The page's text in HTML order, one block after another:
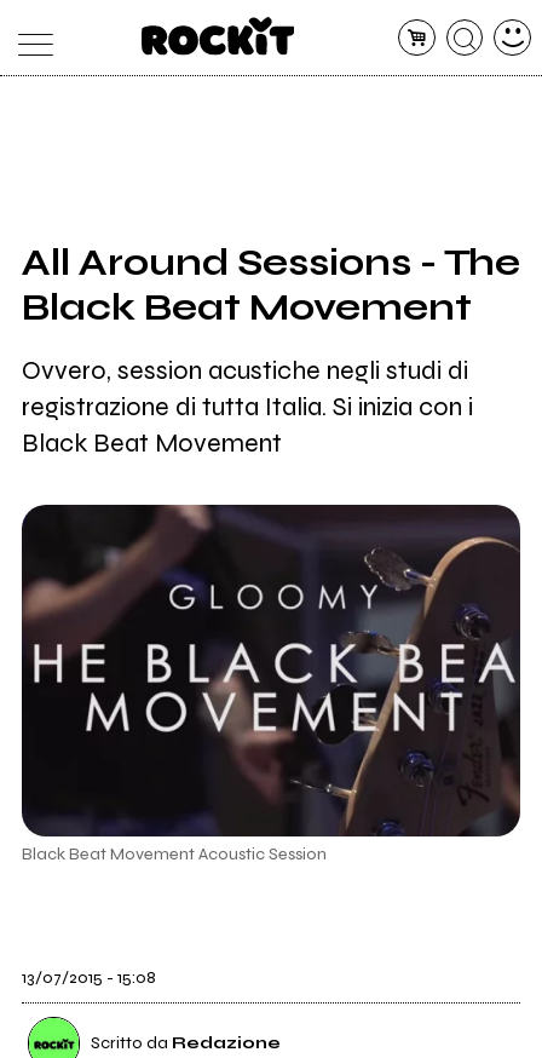
SHOP
RADIO
All Around Sessions - The
Black Beat Movement
Ovvero, session acustiche negli studi di
registrazione di tutta Italia. Si inizia con i
Black Beat Movement
Black Beat Movement Acoustic Session
13/07/2015 - 15:08
Scritto da Redazione